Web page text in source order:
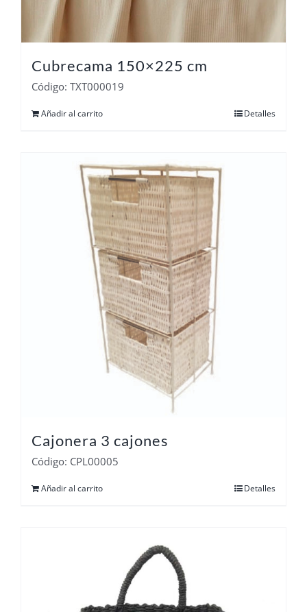
Cubrecama 150×225 cm
Código: TXT000019
Añadir al carrito Detalles
Cajonera 3 cajones
Código: CPL00005
Añadir al carrito Detalles